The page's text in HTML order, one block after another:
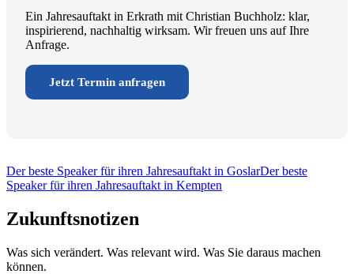
Ein Jahresauftakt in Erkrath mit Christian Buchholz: klar,
inspirierend, nachhaltig wirksam. Wir freuen uns auf Ihre
Anfrage.
Jetzt Termin anfragen
Der beste Speaker für ihren Jahresauftakt in GoslarDer beste
Speaker für ihren Jahresauftakt in Kempten
Zukunftsnotizen
Was sich verändert. Was relevant wird. Was Sie daraus machen
können.